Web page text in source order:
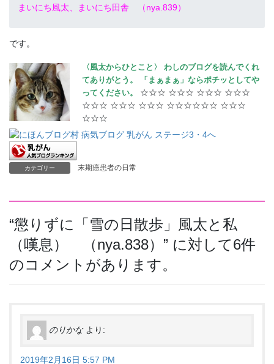
まいにち風太、まいにち田舎 （nya.839）
です。
〈風太からひとこと〉 わしのブログを読んでくれ
てありがとう。
「まぁまぁ」ならポチッとしてや
ってください。
☆☆☆ ☆☆☆ ☆☆☆ ☆☆☆
☆☆☆ ☆☆☆ ☆☆☆ ☆☆☆☆☆☆ ☆☆☆
☆☆☆
カテゴリー 末期癌患者の日常
“懲りずに「雪の日散歩」風太と私
（嘆息） （nya.838） ” に対して6件
のコメントがあります。
のりかな より:
2019年2月16日 5:57 PM